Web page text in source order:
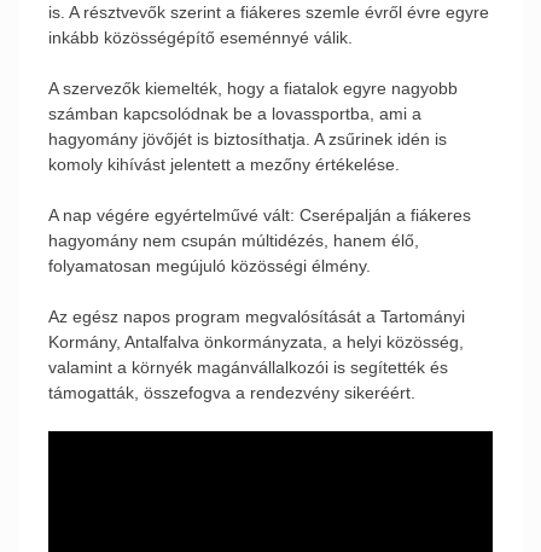
is. A résztvevők szerint a fiákeres szemle évről évre egyre
inkább közösségépítő eseménnyé válik.
A szervezők kiemelték, hogy a fiatalok egyre nagyobb
számban kapcsolódnak be a lovassportba, ami a
hagyomány jövőjét is biztosíthatja. A zsűrinek idén is
komoly kihívást jelentett a mezőny értékelése.
A nap végére egyértelművé vált: Cserépalján a fiákeres
hagyomány nem csupán múltidézés, hanem élő,
folyamatosan megújuló közösségi élmény.
Az egész napos program megvalósítását a Tartományi
Kormány, Antalfalva önkormányzata, a helyi közösség,
valamint a környék magánvállalkozói is segítették és
támogatták, összefogva a rendezvény sikeréért.